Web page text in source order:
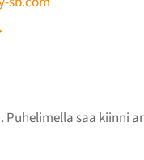
Puhelimella saa kiinni